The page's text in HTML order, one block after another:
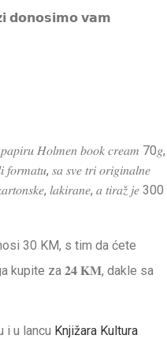
𝗱𝗼𝗻𝗼𝘀𝗶𝗺𝗼 𝘃𝗮𝗺
𝑝𝑎𝑝𝑖𝑟𝑢 𝐻𝑜𝑙𝑚𝑒𝑛 𝑏𝑜𝑜𝑘 𝑐𝑟𝑒𝑎𝑚 70𝑔,
𝑠𝑎 𝑠𝑣𝑒 𝑡𝑟𝑖 𝑜𝑟𝑖𝑔𝑖𝑛𝑎𝑙𝑛𝑒
𝑙𝑎𝑘𝑖𝑟𝑎𝑛𝑒, 𝑎 𝑡𝑖𝑟𝑎𝑧̌ 𝑗𝑒 300
30 KM, s tim da ćete
kupite za 𝟐𝟒 𝐊𝐌, dakle sa
i u lancu Knjižara Kultura